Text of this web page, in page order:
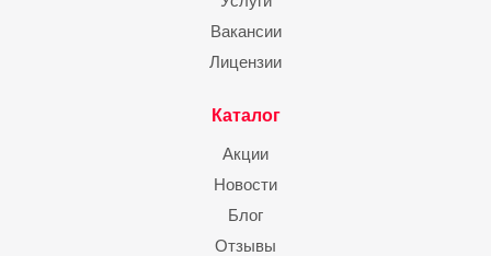
Вакансии
Лицензии
Каталог
Акции
Новости
Блог
Отзывы